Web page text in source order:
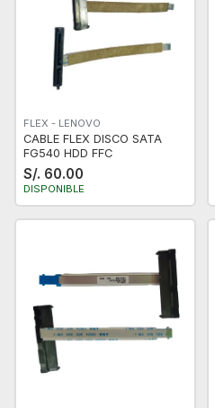
FLEX - LENOVO
CABLE FLEX DISCO SATA
FG540 HDD FFC
S/. 60.00
DISPONIBLE